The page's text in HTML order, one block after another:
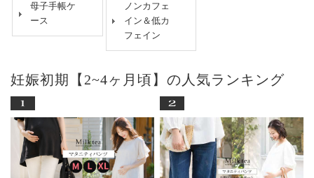
母子手帳ケ
ース
ノンカフェ
イン＆低カ
フェイン
妊娠初期【2~4ヶ月頃】の人気ランキング